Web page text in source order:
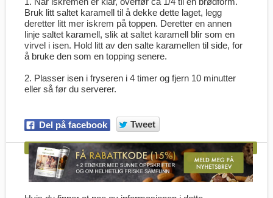
Bruk litt saltet karamell til å dekke dette laget, legg
deretter litt mer iskrem på toppen. Deretter en annen
linje saltet karamell, slik at saltet karamell blir som en
virvel i isen. Hold litt av den salte karamellen til side, for
å bruke den som en topping senere.
2. Plasser isen i fryseren i 4 timer og fjern 10 minutter
eller så før du serverer.
Del på facebook Tweet